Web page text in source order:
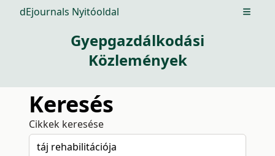
dEjournals Nyitóoldal Open
Gyepgazdálkodási
Közlemények
Keresés
Cikkek keresése